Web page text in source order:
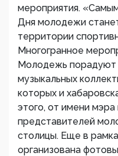
мероприятия.
Дня молодежи
территории
Многогранное
Молодежь порадуют
музыкальных
которых и
этого, от имени
представителей
столицы. Еще в
организована